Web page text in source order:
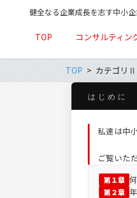
健全なる企業成長を志す中小
TOP コンサルティン
TOP カテゴリ
はじめに
私達は中
ご覧いた
第１章
第２章